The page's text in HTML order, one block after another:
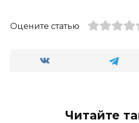
Оцените статью
Читайте